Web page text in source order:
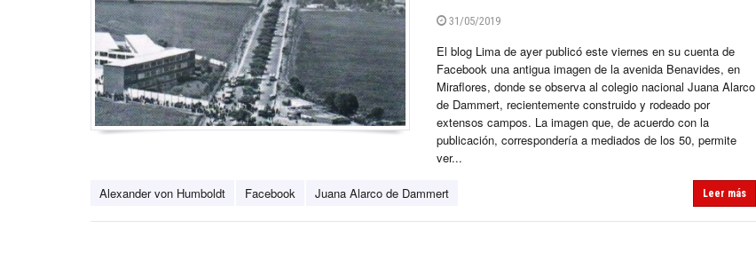
31/05/2019
El blog Lima de ayer publicó este viernes en su cuenta de
Facebook una antigua imagen de la avenida Benavides, en
Miraflores, donde se observa al colegio nacional Juana Alarco
de Dammert, recientemente construido y rodeado por
extensos campos. La imagen que, de acuerdo con la
publicación, correspondería a mediados de los 50, permite
ver...
Alexander von Humboldt Facebook Juana Alarco de Dammert Leer más